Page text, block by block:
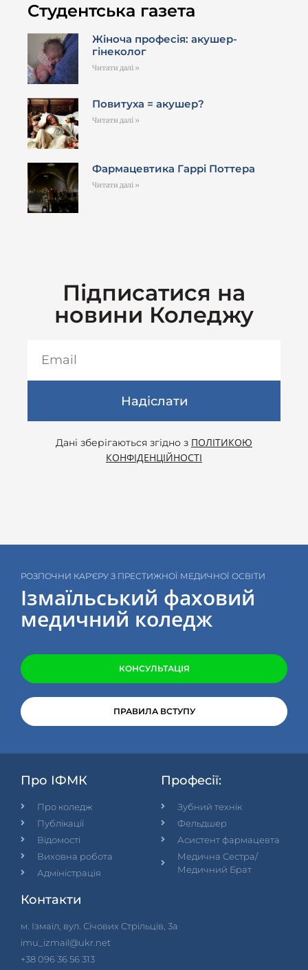
Студентська газета
Жіноча професія: акушер-
гінеколог
Читати далі »
Повитуха = акушер?
Читати далі »
Фармацевтика Гаррі Поттера
Читати далі »
Підписатися на
новини Коледжу
Надіслати
Дані зберігаються згідно з ПОЛІТИКОЮ
КОНФІДЕНЦІЙНОСТІ
РОЗПОЧНИ КАР'ЄРУ З ПРЕСТИЖНОЇ МЕДИЧНОЇ ОСВІТИ
Ізмаїльський фаховий
медичний коледж
КОНСУЛЬТАЦІЯ
ПРАВИЛА ВСТУПУ
Про ІФМК
Про коледж
Публікації
Відомості
Виховна робота
Адміністрація
Професії:
Зубний технік
Фельдшер
Асистент фармацевта
Медична Сестра/
Медичний Брат
Контакти
м. Ізмаїл, вул. Січових Стрільців, 3а
imu_izmail@ukr.net
+38 096 36 56 313